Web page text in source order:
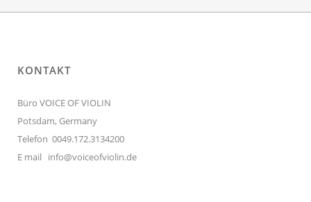
KONTAKT
Büro VOICE OF VIOLIN
Potsdam, Germany
Telefon 0049.172.3134200
E mail info@voiceofviolin.de